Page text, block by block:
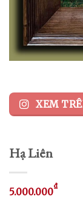
XEM
Hạ Liên
5.000.000₫